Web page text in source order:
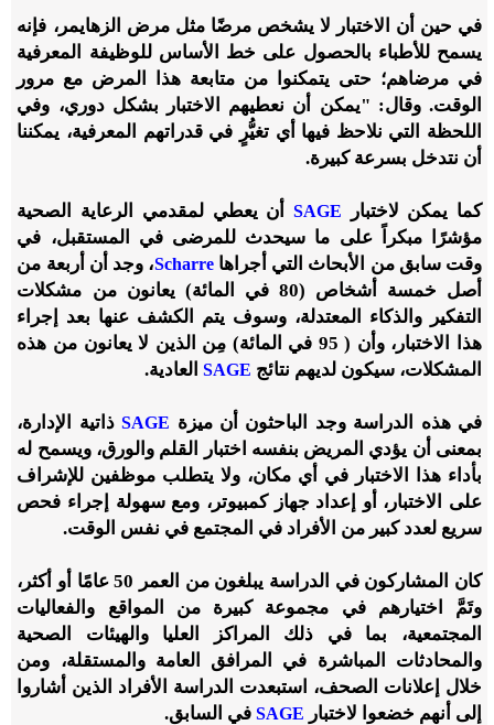
في حين أن الاختبار لا يشخص مرضًا مثل مرض الزهايمر، فإنه
يسمح للأطباء بالحصول على خط الأساس للوظيفة المعرفية
في مرضاهم؛ حتى يتمكنوا من متابعة هذا المرض مع مرور
الوقت. وقال: "يمكن أن نعطيهم الاختبار بشكل دوري، وفي
اللحظة التي نلاحظ فيها أي تغيُّرٍ في قدراتهم المعرفية، يمكننا
أن نتدخل بسرعة كبيرة.
كما يمكن لاختبار SAGE
أن يعطي لمقدمي الرعاية الصحية
مؤشرًا مبكراً على ما سيحدث للمرضى في المستقبل، في
وقت سابق من الأبحاث التي أجراهاScharre، وجد أن أربعة من
أصل خمسة أشخاص (80 في المائة) يعانون من مشكلات
التفكير والذكاء المعتدلة، وسوف يتم الكشف عنها بعد إجراء
هذا الاختبار، وأن ( 95 في المائة) مِن الذين لا يعانون من هذه
المشكلات، سيكون لديهم نتائج SAGE العادية.
في هذه الدراسة وجد الباحثون أن ميزة SAGE ذاتية الإدارة،
بمعنى أن يؤدي المريض بنفسه اختبار القلم والورق، ويسمح له
بأداء هذا الاختبار في أي مكان، ولا يتطلب موظفين للإشراف
على الاختبار، أو إعداد جهاز كمبيوتر، ومع سهولة إجراء فحص
سريع لعدد كبير من الأفراد في المجتمع في نفس الوقت.
كان المشاركون في الدراسة يبلغون من العمر 50 عامًا أو أكثر،
وتَمَّ اختيارهم في مجموعة كبيرة من المواقع والفعاليات
المجتمعية، بما في ذلك المراكز العليا والهيئات الصحية
والمحادثات المباشرة في المرافق العامة والمستقلة، ومن
خلال إعلانات الصحف، استبعدت الدراسة الأفراد الذين أشاروا
إلى أنهم خضعوا لاختبار SAGE في السابق.